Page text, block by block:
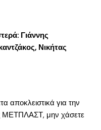
Γιάννης
Νικήτας
αποκλειστικά για την
ΜΕΤΠΛΑΣΤ, μην χάσετε